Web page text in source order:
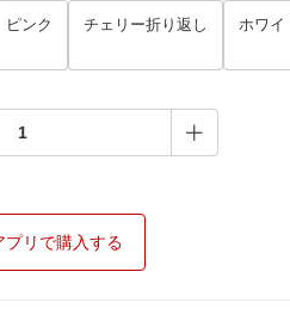
ピンク チェリー折り返し ホワイ
プリで購入する